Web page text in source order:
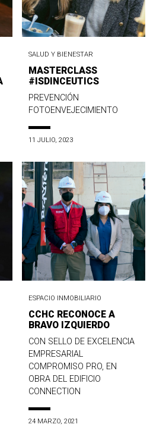
SALUD Y BIENESTAR
MASTERCLASS
#ISDINCEUTICS
PREVENCIÓN
FOTOENVEJECIMIENTO
11 JULIO, 2023
ESPACIO INMOBILIARIO
CCHC RECONOCE A
BRAVO IZQUIERDO
CON SELLO DE EXCELENCIA
EMPRESARIAL
COMPROMISO PRO, EN
OBRA DEL EDIFICIO
CONNECTION
24 MARZO, 2021